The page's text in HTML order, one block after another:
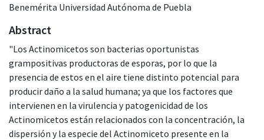
Benemérita Universidad Autónoma de Puebla
Abstract
"Los Actinomicetos son bacterias oportunistas
grampositivas productoras de esporas, por lo que la
presencia de estos en el aire tiene distinto potencial para
producir daño a la salud humana; ya que los factores que
intervienen en la virulencia y patogenicidad de los
Actinomicetos están relacionados con la concentración, la
dispersión y la especie del Actinomiceto presente en la